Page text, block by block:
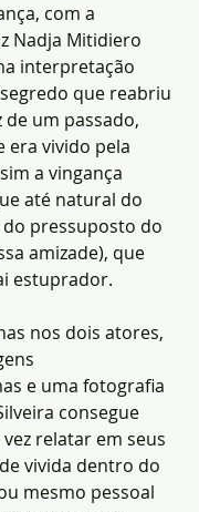
com a
Nadja Mitidiero
interpretação
que reabriu
um passado,
era vivido pela
a vingança
até natural do
pressuposto do
amizade), que
estuprador.
nos dois atores,
e uma fotografia
consegue
relatar em seus
vivida dentro do
mesmo pessoal